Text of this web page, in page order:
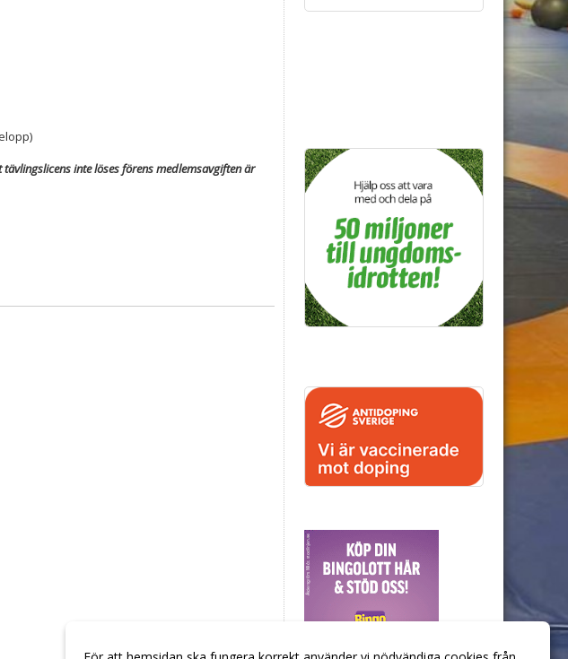
inte löses förens medlemsavgiften är